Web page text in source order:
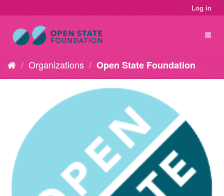
Log in
Organizations Open State Foundation